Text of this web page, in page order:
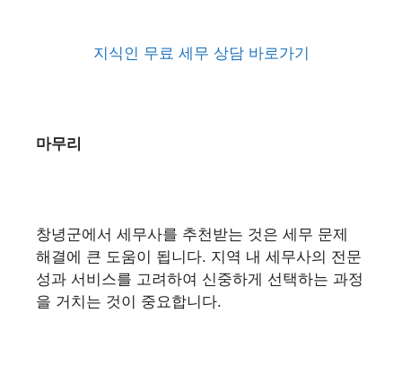
지식인 무료 세무 상담 바로가기
마무리
창녕군에서 세무사를 추천받는 것은 세무 문제
해결에 큰 도움이 됩니다. 지역 내 세무사의 전문
성과 서비스를 고려하여 신중하게 선택하는 과정
을 거치는 것이 중요합니다.